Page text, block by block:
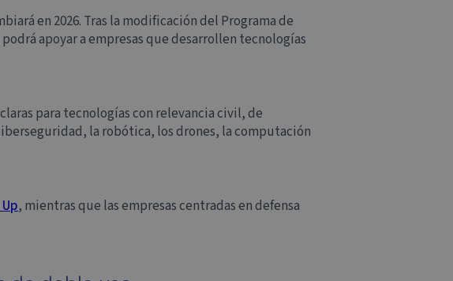
en 2026. Tras la modificación del Programa de
apoyar a empresas que desarrollen tecnologías
para tecnologías con relevancia civil, de
la robótica, los drones, la computación
, mientras que las empresas centradas en defensa